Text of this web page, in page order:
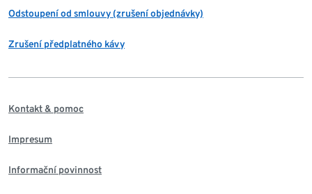
Odstoupení od smlouvy (zrušení objednávky)
Zrušení předplatného kávy
Kontakt & pomoc
Impresum
Informační povinnost